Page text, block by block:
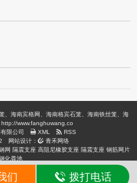
们 拨打电话
、海南宾格网、海南格宾石笼、海南铁丝笼、海
www.fanghuwang.co
有限公司
XML
RSS
网站设计：
青禾网络
网 隔震支座 高阻尼橡胶支座 隔震支座 钢筋网片
化粪池